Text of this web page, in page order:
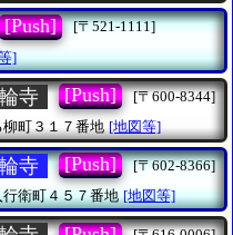
[Push]
[〒521-1111]
]
寺 [Push]
[〒600-8344]
町３１７番地 [地図等]
寺 [Push]
[〒602-8366]
衛町４５７番地 [地図等]